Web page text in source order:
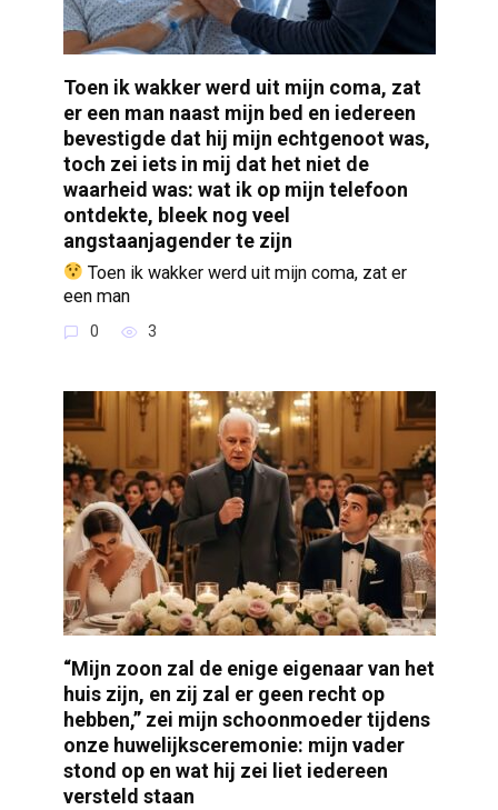
Toen ik wakker werd uit mijn coma, zat
er een man naast mijn bed en iedereen
bevestigde dat hij mijn echtgenoot was,
toch zei iets in mij dat het niet de
waarheid was: wat ik op mijn telefoon
ontdekte, bleek nog veel
angstaanjagender te zijn
Toen ik wakker werd uit mijn coma, zat er
een man
0 3
“Mijn zoon zal de enige eigenaar van het
huis zijn, en zij zal er geen recht op
hebben,” zei mijn schoonmoeder tijdens
onze huwelijksceremonie: mijn vader
stond op en wat hij zei liet iedereen
versteld staan